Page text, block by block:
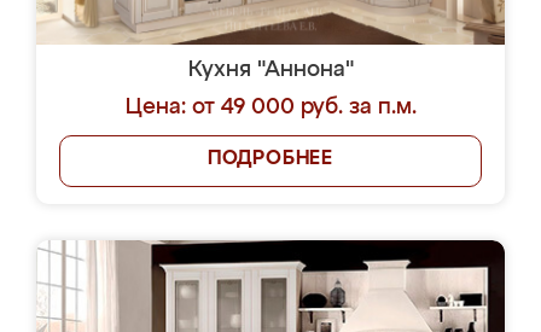
Кухня "Аннона"
Цена: от 49 000 руб. за п.м.
ПОДРОБНЕЕ